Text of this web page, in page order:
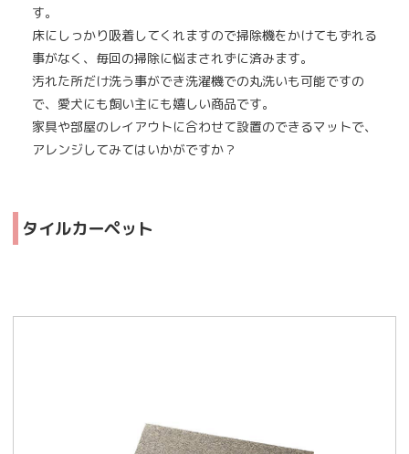
す。
床にしっかり吸着してくれますので掃除機をかけてもずれる
事がなく、毎回の掃除に悩まされずに済みます。
汚れた所だけ洗う事ができ洗濯機での丸洗いも可能ですの
で、愛犬にも飼い主にも嬉しい商品です。
家具や部屋のレイアウトに合わせて設置のできるマットで、
アレンジしてみてはいかがですか？
タイルカーペット